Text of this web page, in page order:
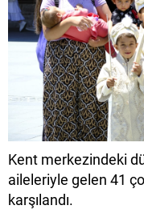
Kent merkezindeki
aileleriyle gelen 41
karşılandı.